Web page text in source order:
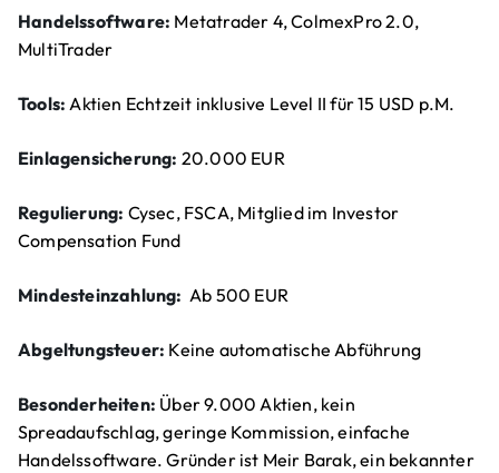
Handelssoftware: Metatrader 4, ColmexPro 2.0,
MultiTrader
Tools: Aktien Echtzeit inklusive Level II für 15 USD p.M.
Einlagensicherung: 20.000 EUR
Regulierung: Cysec, FSCA, Mitglied im Investor
Compensation Fund
Mindesteinzahlung: Ab 500 EUR
Abgeltungsteuer: Keine automatische Abführung
Besonderheiten: Über 9.000 Aktien, kein
Spreadaufschlag, geringe Kommission, einfache
Handelssoftware. Gründer ist Meir Barak, ein bekannter